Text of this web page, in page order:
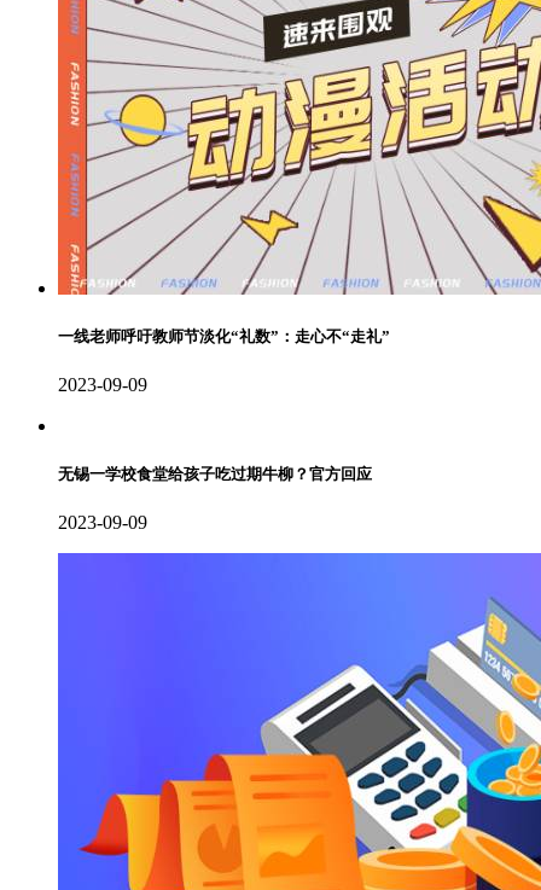
一线老师呼吁教师节淡化“礼数”：走心不“走礼”
2023-09-09
无锡一学校食堂给孩子吃过期牛柳？官方回应
2023-09-09